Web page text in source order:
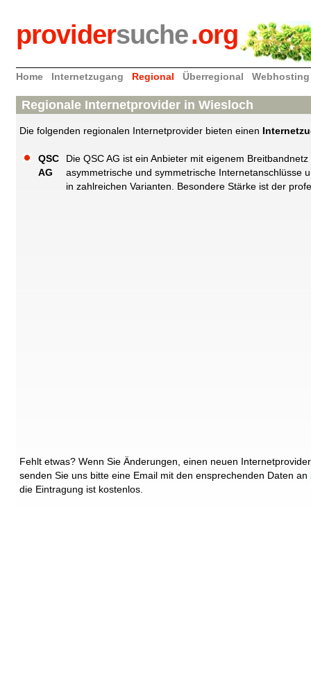
providersuche.org
Home Internetzugang Regional Überregional Webhosting
Regionale Internetprovider in Wiesloch
Die folgenden regionalen Internetprovider bieten einen
QSC
AG
Die QSC AG ist ein Anbieter mit eigenem
asymmetrische und symmetrische Internetanschlüsse
in zahlreichen Varianten. Besondere Stärke ist der
Fehlt etwas? Wenn Sie Änderungen, einen neuen
senden Sie uns bitte eine Email mit den ensprechenden Daten an
die Eintragung ist kostenlos.